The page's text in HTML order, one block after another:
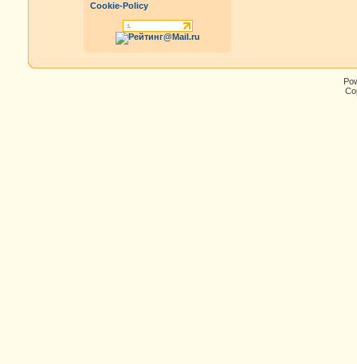
Cookie-Policy